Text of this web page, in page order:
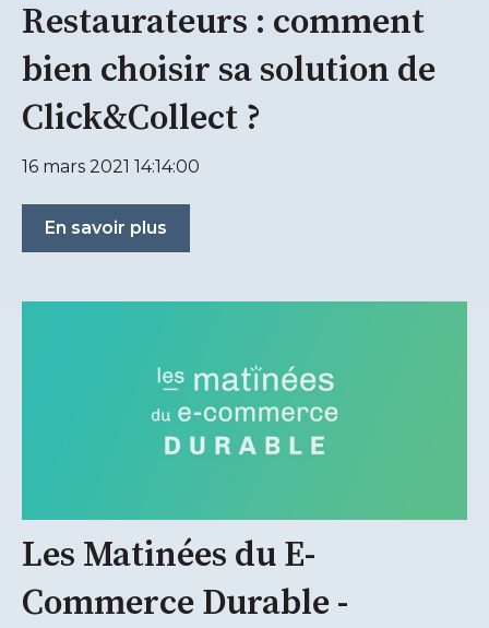
Restaurateurs : comment
bien choisir sa solution de
Click&Collect ?
16 mars 2021 14:14:00
En savoir plus
Les Matinées du E-
Commerce Durable -